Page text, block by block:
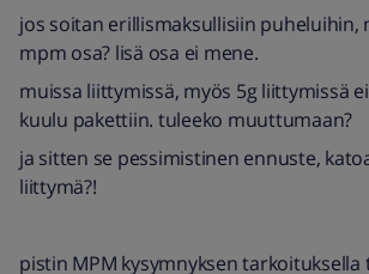
jos soitan erillismaksullisiin puheluihin,
mpm osa? lisä osa ei mene.
muissa liittymissä, myös 5g liittymissä
kuulu pakettiin. tuleeko muuttumaan?
ja sitten se pessimistinen ennuste,
liittymä?!
pistin MPM kysymnyksen tarkoituksella